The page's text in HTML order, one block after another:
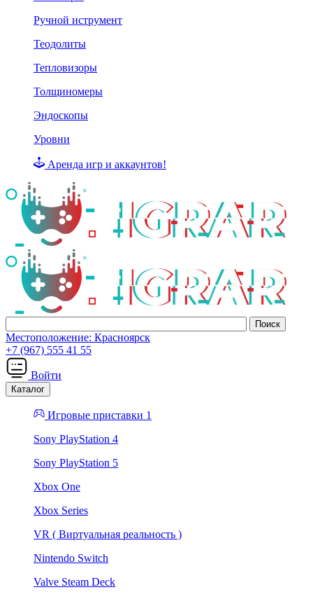
Ручной иструмент
Теодолиты
Тепловизоры
Толщиномеры
Эндоскопы
Уровни
Аренда игр и аккаунтов!
Местоположение: Красноярск
+7 (967) 555 41 55
Войти
Каталог
Игровые приставки 1
Sony PlayStation 4
Sony PlayStation 5
Xbox One
Xbox Series
VR ( Виртуальная реальность )
Nintendo Switch
Valve Steam Deck